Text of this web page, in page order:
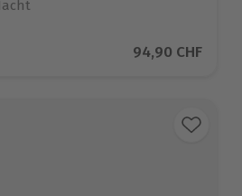
auf 8 BewertungenAktueller Preis
94,90 CHF